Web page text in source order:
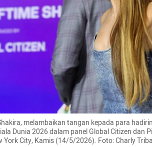
melambaikan tangan kepada para
Dunia 2026 dalam panel Global Citizen dan
York City, Kamis (14/5/2026). Foto: Charly